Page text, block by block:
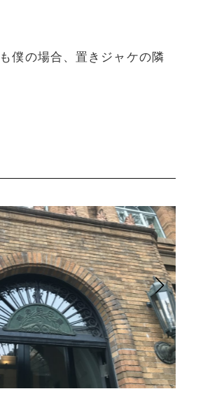
僕の場合、置きジャケの隣